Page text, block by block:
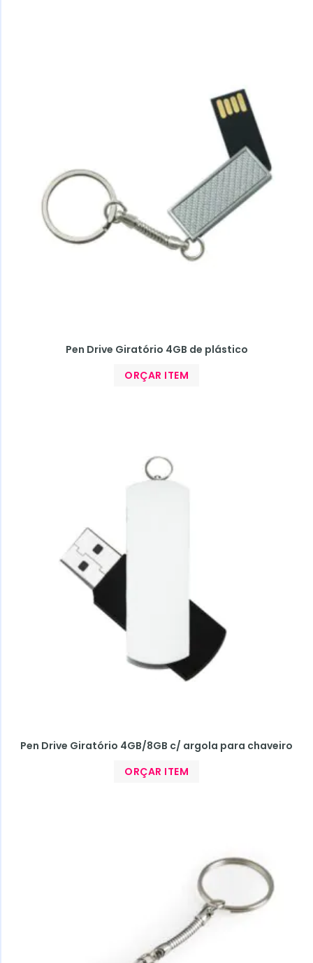
Pen Drive Giratório 4GB de plástico
ORÇAR ITEM
Pen Drive Giratório 4GB/8GB c/ argola para chaveiro
ORÇAR ITEM